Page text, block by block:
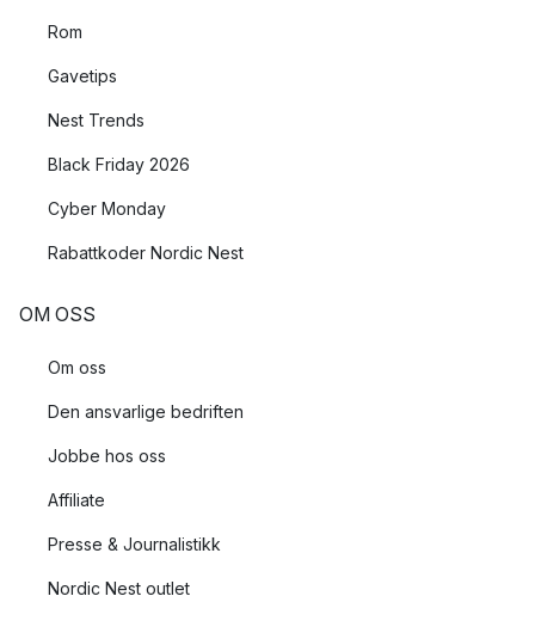
Rom
Gavetips
Nest Trends
Black Friday 2026
Cyber Monday
Rabattkoder Nordic Nest
OM OSS
Om oss
Den ansvarlige bedriften
Jobbe hos oss
Affiliate
Presse & Journalistikk
Nordic Nest outlet